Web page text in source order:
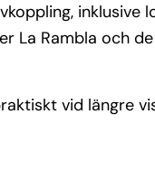
La Rambla och
vid längre